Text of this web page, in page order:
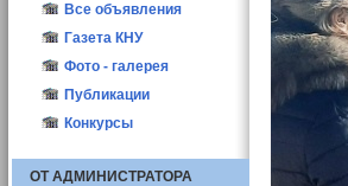
Абитуриент-2021
Новости структур
Другие новости
Актуальные
Выборы деканов-2011
Все объявления
Газета КНУ
2010
2011
2012
Фото - галерея
Публикации
ППС
Конкурсы
ОТ АДМИНИСТРАТОРА